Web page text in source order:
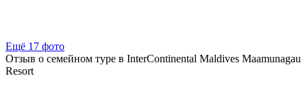
Ещё 17 фото
Отзыв о семейном туре в InterContinental Maldives Maamunagau
Resort